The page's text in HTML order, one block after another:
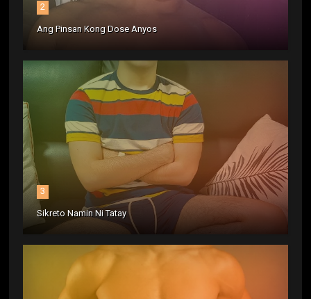
2
Ang Pinsan Kong Dose Anyos
3
Sikreto Namin Ni Tatay